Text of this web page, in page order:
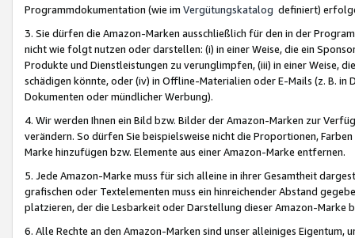
Programmdokumentation (wie im Vergütungskatalog definiert)
3. Sie dürfen die Amazon-Marken ausschließlich für den in der
nicht wie folgt nutzen oder darstellen: (i) in einer Weise, die ein
Produkte und Dienstleistungen zu verunglimpfen, (iii) in einer Weise,
schädigen könnte, oder (iv) in Offline-Materialien oder E-Mails (z. B. in
Dokumenten oder mündlicher Werbung).
4. Wir werden Ihnen ein Bild bzw. Bilder der Amazon-Marken zur
verändern. So dürfen Sie beispielsweise nicht die Proportionen,
Marke hinzufügen bzw. Elemente aus einer Amazon-Marke entfernen.
5. Jede Amazon-Marke muss für sich alleine in ihrer Gesamtheit
grafischen oder Textelementen muss ein hinreichender Abstand
platzieren, der die Lesbarkeit oder Darstellung dieser Amazon-Marke
6. Alle Rechte an den Amazon-Marken sind unser alleiniges